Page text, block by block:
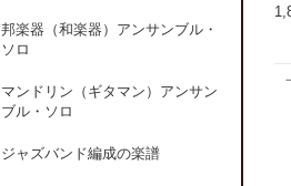
邦楽器（和楽器）アンサンブル・
ソロ
マンドリン（ギタマン）アンサン
ブル・ソロ
ジャズバンド編成の楽譜